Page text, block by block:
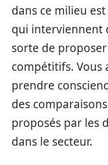
dans ce milieu
qui interviennent
sorte de
compétitifs. Vous
prendre
des
proposés par les
dans le secteur.